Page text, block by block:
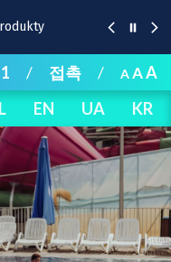
Nowy cykl
zoo
na wolnym
lądują w
/ 접촉 / AAA
EN UA KR